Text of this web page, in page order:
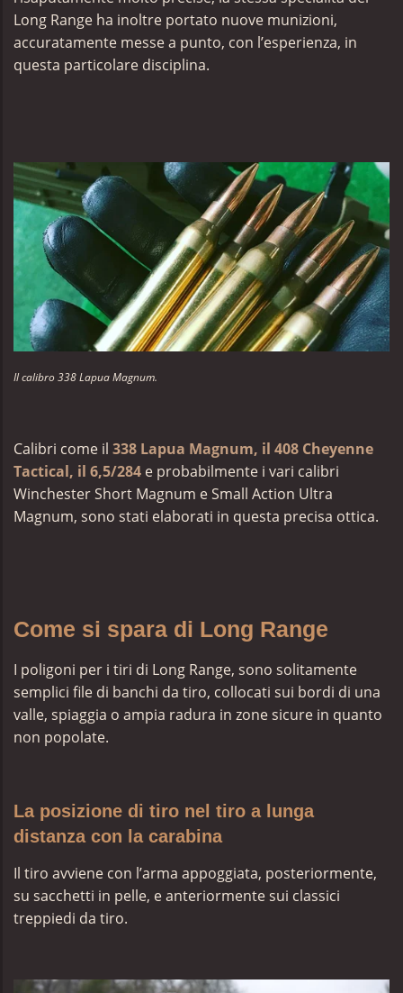
Long Range ha inoltre portato nuove munizioni,
accuratamente messe a punto, con l’esperienza, in
questa particolare disciplina.
Il calibro 338 Lapua Magnum.
Calibri come il 338 Lapua Magnum, il 408 Cheyenne
Tactical, il 6,5/284 e probabilmente i vari calibri
Winchester Short Magnum e Small Action Ultra
Magnum, sono stati elaborati in questa precisa ottica.
Come si spara di Long Range
I poligoni per i tiri di Long Range, sono solitamente
semplici file di banchi da tiro, collocati sui bordi di una
valle, spiaggia o ampia radura in zone sicure in quanto
non popolate.
La posizione di tiro nel tiro a lunga
distanza con la carabina
Il tiro avviene con l’arma appoggiata, posteriormente,
su sacchetti in pelle, e anteriormente sui classici
treppiedi da tiro.